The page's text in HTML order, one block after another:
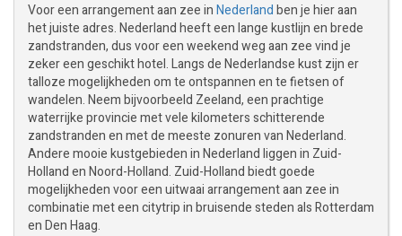
Voor een arrangement aan zee inNederlandben je hier aan
het juiste adres. Nederland heeft een lange kustlijn en brede
zandstranden, dus voor een weekend weg aan zee vind je
zeker een geschikt hotel. Langs de Nederlandse kust zijn er
talloze mogelijkheden om te ontspannen en te fietsen of
wandelen. Neem bijvoorbeeld Zeeland, een prachtige
waterrijke provincie met vele kilometers schitterende
zandstranden en met de meeste zonuren van Nederland.
Andere mooie kustgebieden in Nederland liggen in Zuid-
Holland en Noord-Holland. Zuid-Holland biedt goede
mogelijkheden voor een uitwaai arrangement aan zee in
combinatie met een citytrip in bruisende steden als Rotterdam
en Den Haag.